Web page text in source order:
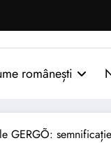
românești
GERGÕ: